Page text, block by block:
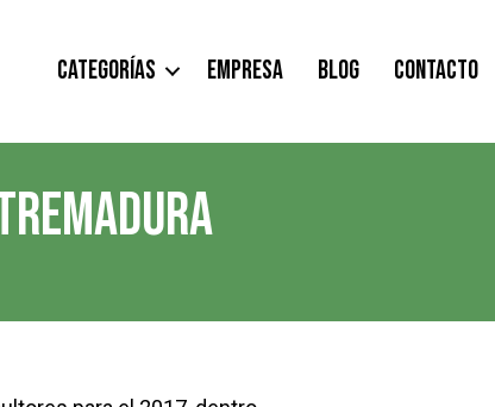
CATEGORÍAS EMPRESA BLOG CONTACTO